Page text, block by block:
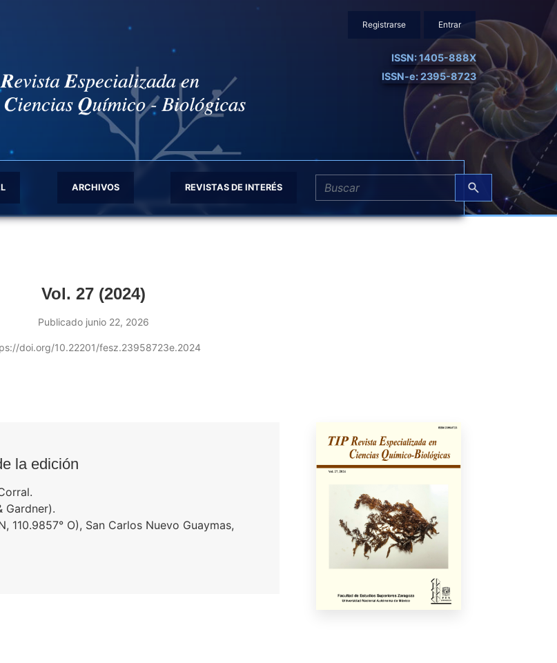
ISSN: 1405-888X
ISSN-e: 2395-8723
ARCHIVOS REVISTAS DE INTERÉS
Registrarse Entrar
Vol. 27 (2024)
Publicado junio 22, 2026
doi.org/10.22201/fesz.23958723e.2024
la edición
Gardner).
110.9857° O), San Carlos Nuevo Guaymas,